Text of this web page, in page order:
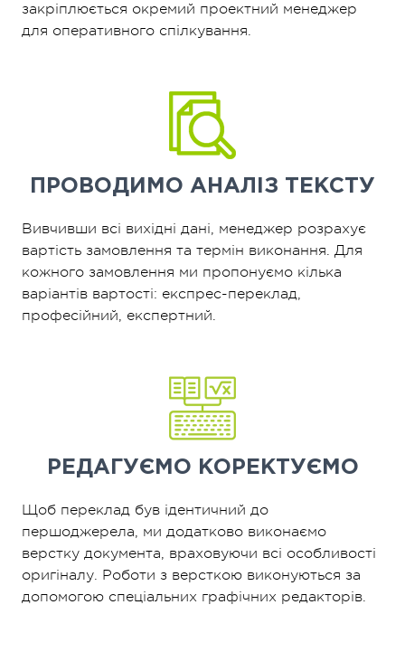
закріплюється окремий проектний менеджер
для оперативного спілкування.
ПРОВОДИМО АНАЛІЗ ТЕКСТУ
Вивчивши всі вихідні дані, менеджер розрахує
вартість замовлення та термін виконання. Для
кожного замовлення ми пропонуємо кілька
варіантів вартості: експрес-переклад,
професійний, експертний.
РЕДАГУЄМО КОРЕКТУЄМО
Щоб переклад був ідентичний до
першоджерела, ми додатково виконаємо
верстку документа, враховуючи всі особливості
оригіналу. Роботи з версткою виконуються за
допомогою спеціальних графічних редакторів.